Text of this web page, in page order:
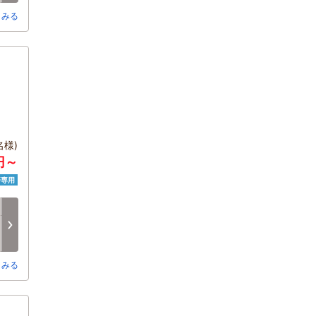
る
様)
用
る